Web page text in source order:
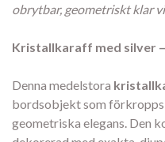
obrytbar, geometriskt klar
Kristallkaraff med silver
Denna medelstora
bordsobjekt som
geometriska elegans. Den